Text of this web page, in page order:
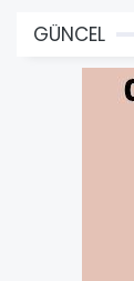
GÜNCEL